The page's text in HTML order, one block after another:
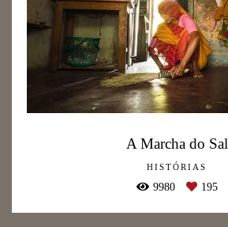
A Marcha do Sal
HISTÓRIAS
9980 195